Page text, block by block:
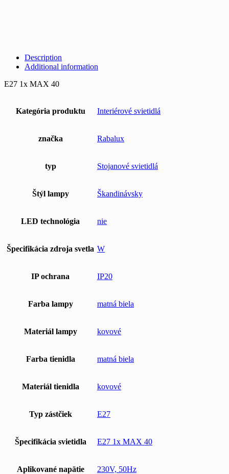
Description
Additional information
E27 1x MAX 40
Kategória produktu Interiérové svietidlá
značka Rabalux
typ Stojanové svietidlá
Štýl lampy Škandinávsky
LED technológia nie
Špecifikácia zdroja svetla W
IP ochrana IP20
Farba lampy matná biela
Materiál lampy kovové
Farba tienidla matná biela
Materiál tienidla kovové
Typ zástčiek E27
Špecifikácia svietidla E27 1x MAX 40
Aplikované napätie 230V, 50Hz